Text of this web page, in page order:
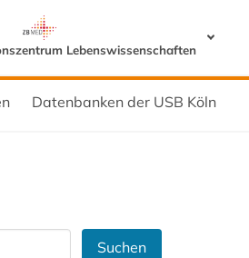
Lebenswissenschaften
Datenbanken der USB Köln
Suchen